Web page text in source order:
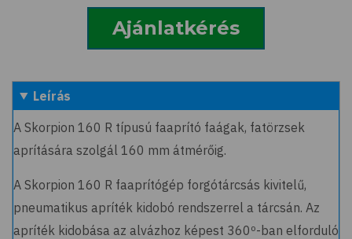
Ajánlatkérés
Leírás
A Skorpion 160 R típusú faaprító faágak, fatörzsek
aprítására szolgál 160 mm átmérőig.
A Skorpion 160 R faaprítógép forgótárcsás kivitelű,
pneumatikus apríték kidobó rendszerrel a tárcsán. Az
apríték kidobása az alvázhoz képest 360º-ban elforduló